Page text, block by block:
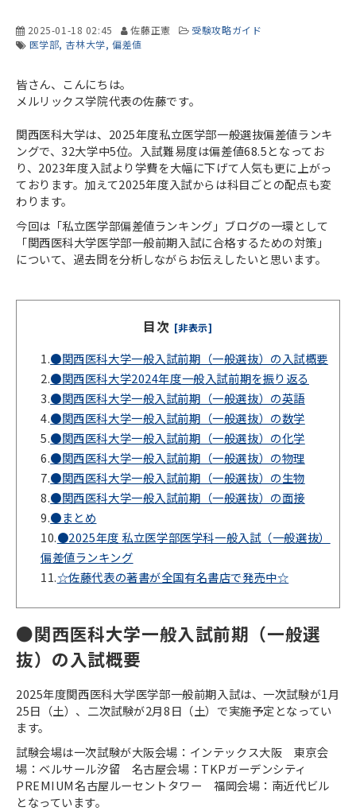
2025-01-18 02:45 佐藤正憲
受験攻略ガイド
医学部 杏林大学 偏差値
皆さん、こんにちは。
メルリックス学院代表の佐藤です。
関西医科大学は、2025年度私立医学部一般選抜偏差値ランキ
ングで、32大学中5位。入試難易度は偏差値68.5となってお
り、2023年度入試より学費を大幅に下げて人気も更に上がっ
ております。加えて2025年度入試からは科目ごとの配点も変
わります。
今回は「私立医学部偏差値ランキング」ブログの一環として
「関西医科大学医学部一般前期入試に合格するための対策」
について、過去問を分析しながらお伝えしたいと思います。
目次 [非表示]
1.●関西医科大学一般入試前期（一般選抜）の入試概要
2.●関西医科大学2024年度一般入試前期を振り返る
3.●関西医科大学一般入試前期（一般選抜）の英語
4.●関西医科大学一般入試前期（一般選抜）の数学
5.●関西医科大学一般入試前期（一般選抜）の化学
6.●関西医科大学一般入試前期（一般選抜）の物理
7.●関西医科大学一般入試前期（一般選抜）の生物
8.●関西医科大学一般入試前期（一般選抜）の面接
9.●まとめ
10.●2025年度 私立医学部医学科一般入試（一般選抜）
偏差値ランキング
11.☆佐藤代表の著書が全国有名書店で発売中☆
●関西医科大学一般入試前期（一般選
抜）の入試概要
2025年度関西医科大学医学部一般前期入試は、一次試験が1月
25日（土）、二次試験が2月8日（土）で実施予定となってい
ます。
試験会場は一次試験が大阪会場：インテックス大阪 東京会
場：ベルサール汐留 名古屋会場：TKPガーデンシティ
PREMIUM名古屋ルーセントタワー 福岡会場：南近代ビル
となっています。